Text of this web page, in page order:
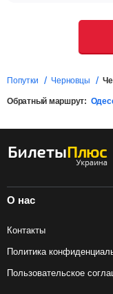
Попутки Черновцы
Обратный маршрут:
О нас
Контакты
Политика
Пользовательское